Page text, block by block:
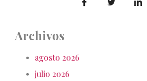
Archivos
agosto 2026
julio 2026